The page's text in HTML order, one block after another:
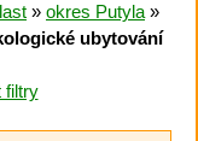
» okres Putyla »
ubytování
filtry